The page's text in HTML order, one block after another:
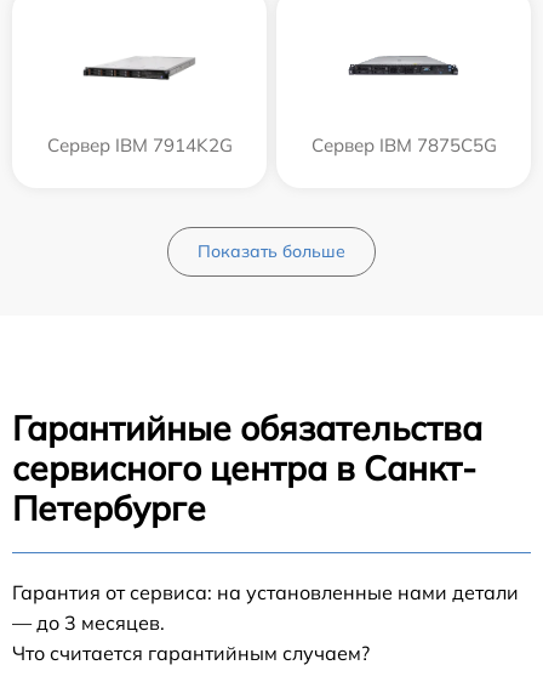
Сервер IBM 7914K2G Сервер IBM 7875C5G
Показать больше
Гарантийные обязательства
сервисного центра в Санкт-
Петербурге
Гарантия от сервиса: на установленные нами детали
— до 3 месяцев.
Что считается гарантийным случаем?